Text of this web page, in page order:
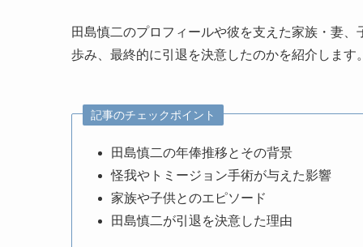
田島慎二のプロフィールや彼を支えた家族・妻
歩み、最終的に引退を決意したのかを紹介します
記事のチェックポイント
田島慎二の年俸推移とその背景
怪我やトミージョン手術が与えた影響
家族や子供とのエピソード
田島慎二が引退を決意した理由